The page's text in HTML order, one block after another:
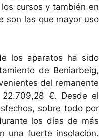
cursos y también en
son las que mayor uso
los aparatos ha sido
de Beniarbeig,
del remanente
€. Desde el
sobre todo por
los días de más
una fuerte insolación.